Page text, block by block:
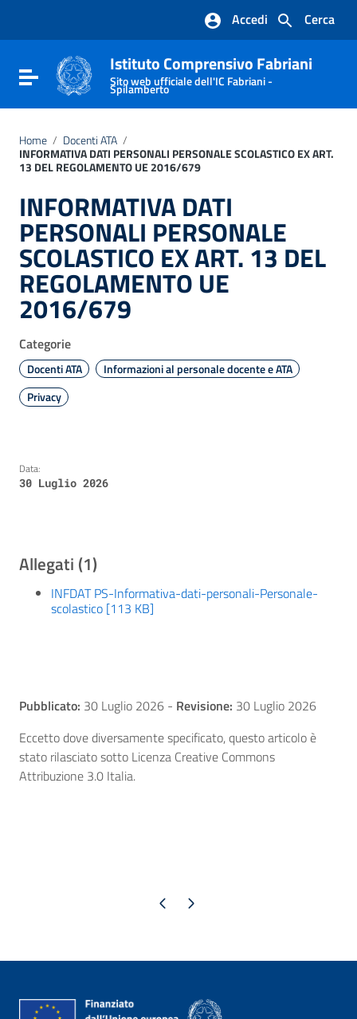
Vai al footer
Cerca
Accedi
Attiva / disattiva la navigazione
Istituto Comprensivo Fabriani
Sito web ufficiale dell'IC Fabriani -
Spilamberto
Home / Docenti ATA /
INFORMATIVA DATI PERSONALI PERSONALE SCOLASTICO EX ART.
13 DEL REGOLAMENTO UE 2016/679
INFORMATIVA DATI
PERSONALI PERSONALE
SCOLASTICO EX ART. 13 DEL
REGOLAMENTO UE
2016/679
Categorie
Docenti ATA
Informazioni al personale docente e ATA
Privacy
Data:
30 Luglio 2026
Allegati (1)
INFDAT PS-Informativa-dati-personali-Personale-
scolastico [113 KB]
Pubblicato: 30 Luglio 2026 - Revisione: 30 Luglio 2026
Eccetto dove diversamente specificato, questo articolo è
stato rilasciato sotto Licenza Creative Commons
Attribuzione 3.0 Italia.
Pagina precedente
Pagina successiva